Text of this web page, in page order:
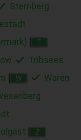
Sternberg
T
Tribsees
W
Waren
Z